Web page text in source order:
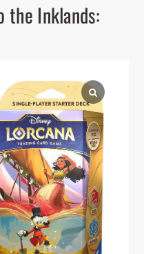
the Inklands: